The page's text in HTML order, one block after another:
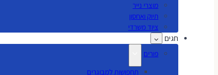
מוצרי נייר
תיוק ואחסון
ציוד משרדי
חגים
פורים
תחפושות למבוגרים